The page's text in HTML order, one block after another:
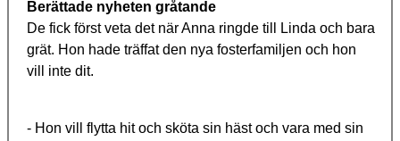
Berättade nyheten gråtande
De fick först veta det när Anna ringde till Linda och bara
grät. Hon hade träffat den nya fosterfamiljen och hon
vill inte dit.
- Hon vill flytta hit och sköta sin häst och vara med sin